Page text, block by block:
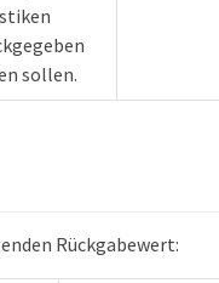
sollen.
Rückgabewert: